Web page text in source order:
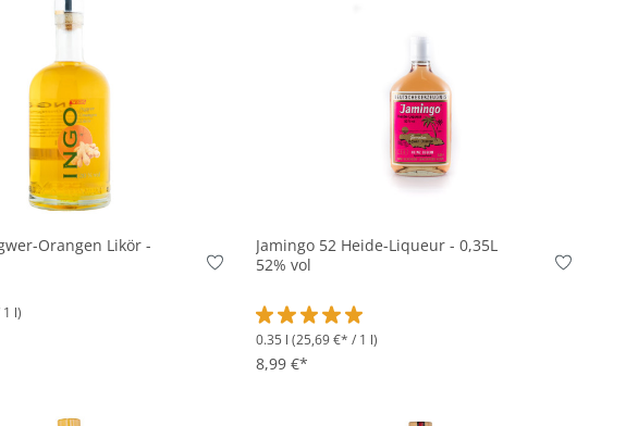
Orangen Likör -
l)
In den Korb
Jamingo 52 Heide-Liqueur - 0,35L
52% vol
Durchschnittliche Bewertung von 5 von 5 Sternen
0.35 l (25,69 €* / 1 l)
8,99 €*
In den Korb